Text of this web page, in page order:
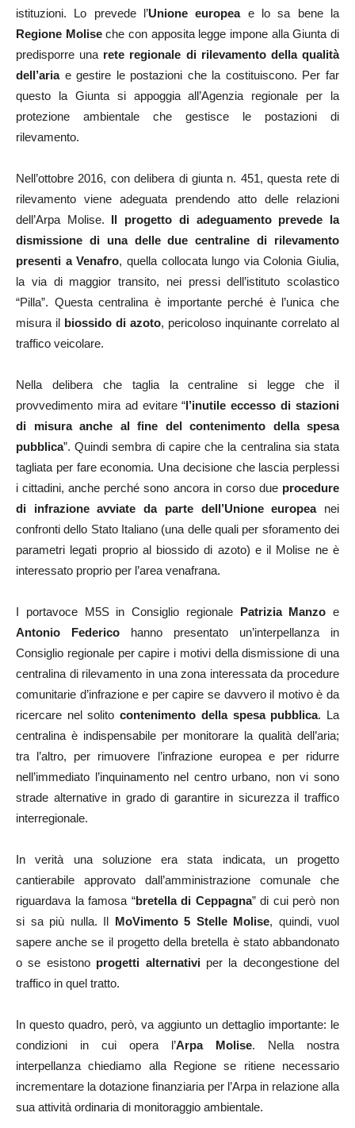
istituzioni. Lo prevede l’Unione europeae lo sa bene la
Regione Moliseche con apposita legge impone alla Giunta di
predisporre una rete regionale di rilevamento della qualità
dell’ariae gestire le postazioni che la costituiscono. Per far
questo la Giunta si appoggia all’Agenzia regionale per la
protezione ambientale che gestisce le postazioni di
rilevamento.
Nell’ottobre 2016, con delibera di giunta n. 451, questa rete di
rilevamento viene adeguata prendendo atto delle relazioni
dell’Arpa Molise. Il progetto di adeguamento prevede la
dismissione di una delle due centraline di rilevamento
presenti a Venafro, quella collocata lungo via Colonia Giulia,
la via di maggior transito, nei pressi dell’istituto scolastico
“Pilla”. Questa centralina è importante perché è l’unica che
misura il biossido di azoto, pericoloso inquinante correlato al
traffico veicolare.
Nella delibera che taglia la centraline si legge che il
provvedimento mira ad evitare “l’inutile eccesso di stazioni
di misura anche al fine del contenimento della spesa
pubblica”. Quindi sembra di capire che la centralina sia stata
tagliata per fare economia. Una decisione che lascia perplessi
i cittadini, anche perché sono ancora in corso due procedure
di infrazione avviate da parte dell’Unione europeanei
confronti dello Stato Italiano (una delle quali per sforamento dei
parametri legati proprio al biossido di azoto) e il Molise ne è
interessato proprio per l’area venafrana.
I portavoce M5S in Consiglio regionale Patrizia Manzo e
Antonio Federico hanno presentato un’interpellanza in
Consiglio regionale per capire i motivi della dismissione di una
centralina di rilevamento in una zona interessata da procedure
comunitarie d’infrazione e per capire se davvero il motivo è da
ricercare nel solitocontenimento della spesa pubblica. La
centralina è indispensabile per monitorare la qualità dell’aria;
tra l’altro, per rimuovere l’infrazione europea e per ridurre
nell’immediato l’inquinamento nel centro urbano, non vi sono
strade alternative in grado di garantire in sicurezza il traffico
interregionale.
In verità una soluzione era stata indicata, un progetto
cantierabile approvato dall’amministrazione comunale che
riguardava la famosa “bretella di Ceppagna” di cui però non
si sa più nulla. Il MoVimento 5 Stelle Molise, quindi, vuol
sapere anche se il progetto della bretella è stato abbandonato
o se esistono progetti alternativiper la decongestione del
traffico in quel tratto.
In questo quadro, però, va aggiunto un dettaglio importante: le
condizioni in cui opera l’Arpa Molise. Nella nostra
interpellanza chiediamo alla Regione se ritiene necessario
incrementare la dotazione finanziaria per l’Arpa in relazione alla
sua attività ordinaria di monitoraggio ambientale.